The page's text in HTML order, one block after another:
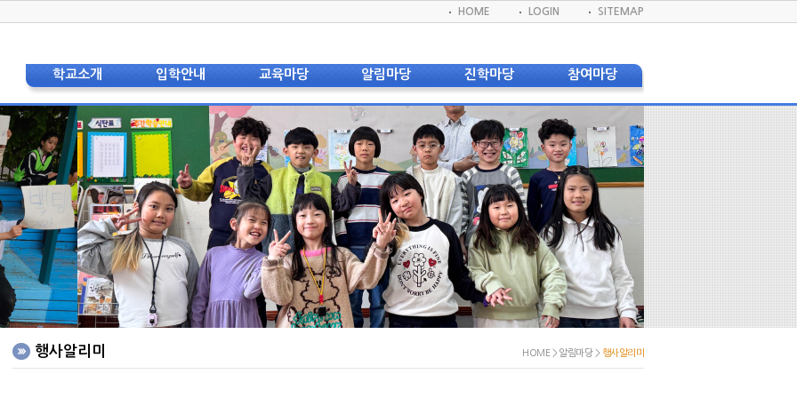
HOME LOGIN SITEMAP
학교소개
학교장 인사
상징 및 교가
교육비전
현황 및 연혁
교직원소개
법인이사회
학교운영위원회
학부모회
층별안내도
오시는 길
홍보리플렛
학교사진
입학안내
입학안내(공통)
입학안내(유치원)
입학안내(초등)
입학안내(중등)
자주하는 질문
교육마당
교육특색
교육자료
알림마당
가정통신문
스쿨뱅킹 및 환불안내
학교앨범
보건실
급식실
도서실
학부모회
각종서식
영어웹진
중국어웹진
진학마당
졸업생 대학합격 현황
졸업생 대학진학 현황
DKIS 프로그램
진학진로자료실
참여마당
교육지원봉사단
학생회
DBS(방송반)
행사알리미 HOME > 알림마당 > 행사알리미